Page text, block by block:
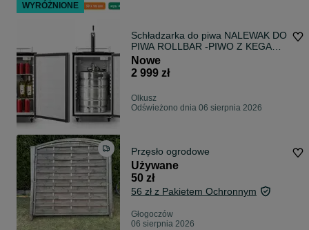
Schładzarka do piwa NALEWAK DO
PIWA ROLLBAR -PIWO Z KEGA
ROLLBAR Chłodziarka do piwa keg
Z NALEWAKIEM Dystrybutor
NOWY TYP A Komplet WYSYŁKA
Nowe
2 999 zł
Olkusz
Odświeżono dnia 06 sierpnia 2026
Przęsło ogrodowe
Używane
50 zł
56 zł z Pakietem Ochronnym
Głogoczów
06 sierpnia 2026
WYRÓŻNIONE